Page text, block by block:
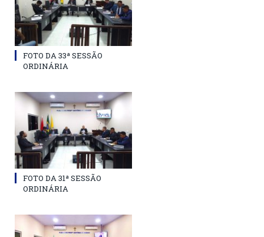
FOTO DA 33ª SESSÃO
ORDINÁRIA
FOTO DA 31ª SESSÃO
ORDINÁRIA